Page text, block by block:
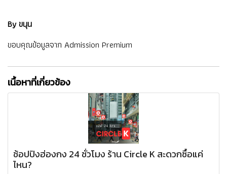
By ขนุน
ขอบคุณข้อมูลจาก Admission Premium
เนื้อหาที่เกี่ยวข้อง
ช้อปปิงฮ่องกง 24 ชั่วโมง ร้าน Circle K สะดวกซื้อแค่
ไหน?